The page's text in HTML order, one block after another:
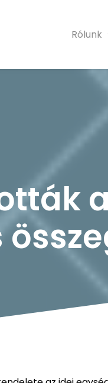
Rólunk